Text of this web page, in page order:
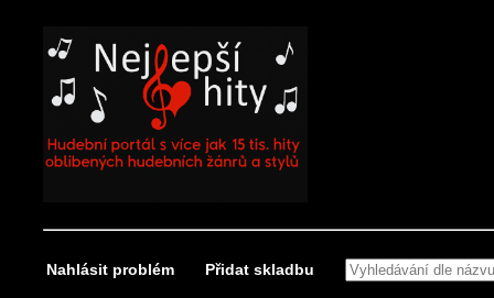
Nahlásit problém Přidat skladbu